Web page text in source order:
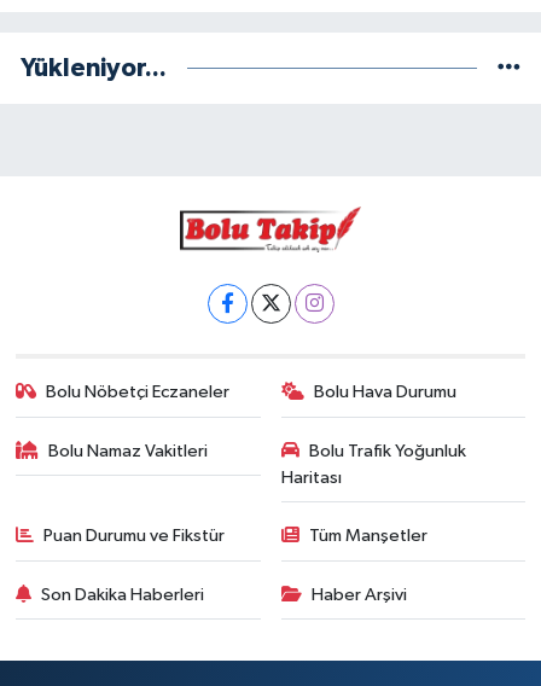
Yükleniyor...
Bolu Nöbetçi Eczaneler Bolu Hava Durumu
Bolu Namaz Vakitleri
Bolu Trafik Yoğunluk
Haritası
Puan Durumu ve Fikstür Tüm Manşetler
Son Dakika Haberleri Haber Arşivi